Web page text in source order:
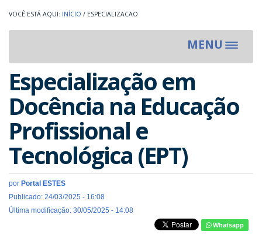
INÍCIO / ESPECIALIZACAO
MENU
Toggle
Especialização em
Docência na Educação
Profissional e
Tecnológica (EPT)
por Portal ESTES
Publicado: 24/03/2025 - 16:08
Última modificação: 30/05/2025 - 14:08
Whatsapp